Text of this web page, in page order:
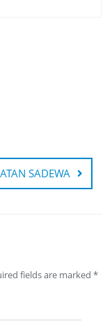
SADEWA
fields are marked *